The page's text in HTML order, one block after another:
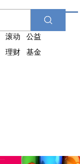
滚动
公益
理财
基金